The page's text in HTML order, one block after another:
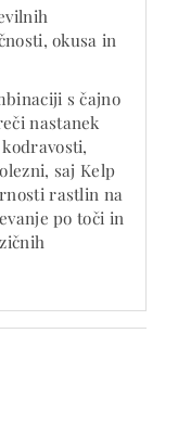
okusa in
s čajno
nastanek
saj Kelp
rastlin na
po toči in